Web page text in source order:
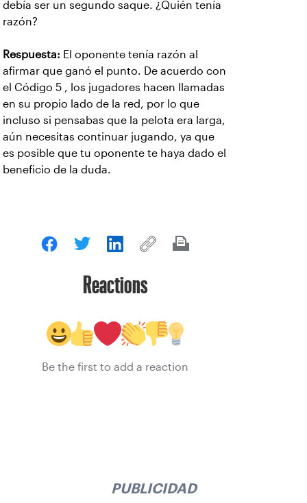
debía ser un segundo saque. ¿Quién tenía
razón?
Respuesta: El oponente tenía razón al
afirmar que ganó el punto. De acuerdo con
el Código 5 , los jugadores hacen llamadas
en su propio lado de la red, por lo que
incluso si pensabas que la pelota era larga,
aún necesitas continuar jugando, ya que
es posible que tu oponente te haya dado el
beneficio de la duda.
Reactions
Be the first to add a reaction
PUBLICIDAD